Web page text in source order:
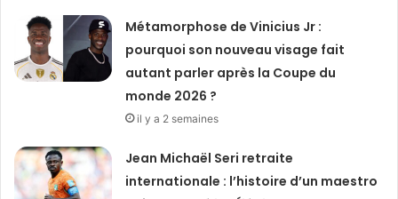
Métamorphose de Vinicius Jr :
pourquoi son nouveau visage fait
autant parler après la Coupe du
monde 2026 ?
il y a 2 semaines
Jean Michaël Seri retraite
internationale : l’histoire d’un maestro